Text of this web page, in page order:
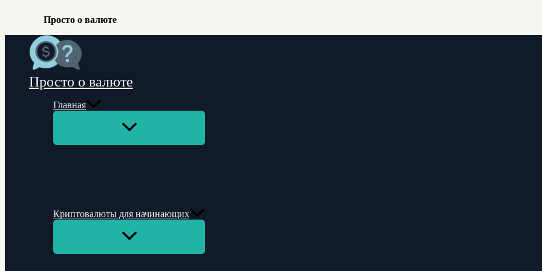
Просто о валюте
Перейти
содержимому
Просто о валюте
Главная
Переключатель
Криптовалюты для начинающих
Переключатель